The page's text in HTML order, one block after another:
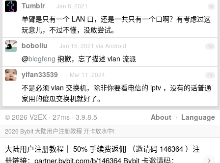
9
Tumblr Jan 8, 2021
单臂是只有一个 LAN 口，还是一共只有一个口啊？有考虑过这
玩意儿，不过不懂，没敢尝试。
10
boboliu Jan 15, 2021 via Android
@blogfeng 抱歉，忘了描述 vlan 流派
11
yifan33539 Mar 11, 2024
不是必须 vlan 交换机，除非你要看电信的 iptv ，没有的话普通
家用的傻瓜交换机就好了。
About · Language
© 2026 V2EX · 27ms · 3.9.8.5
2026 Bybit 大陆用户注册教程 开卡放水中!
大陆用户注册教程｜ 50% 手续费返佣 （邀请码 146364 ）注
册链接：partner.bybit.com/b/146364 Bybit 卡邀请码：
›